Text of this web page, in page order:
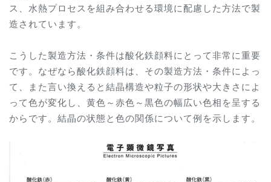
ス、水熱プロセスを組み合わせる環境に配慮した方法で製
造されています。
こうした製造方法・条件は酸化鉄顔料にとって非常に重要
です。なぜなら酸化鉄顔料は、その製造方法・条件によっ
て、また言い換えると結晶構造や粒子の形状や大きさによ
って色が変化し、黄色～赤色～黒色の幅広い色相を呈する
からです。結晶の状態と色の関係について例を示します。